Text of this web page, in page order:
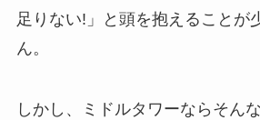
足りない!」と頭を抱えることが
ん。
しかし、ミドルタワーならそん